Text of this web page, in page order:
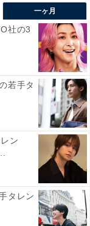
空気に包まれ
にも適し、多く
珍しい構造だか
が半洞窟になっ
女性／埼玉
一の名瀑であ
県立自然公園に
念物のオオサ
然が広がってい
体が囲まれたよ
、滝の裏からも
一ヶ月
社の3
若手タ
ン
タレン